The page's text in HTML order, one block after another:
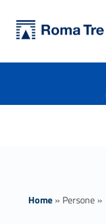
Prof. FABIO BASSAN - Università Roma Tre
Home» Persone»